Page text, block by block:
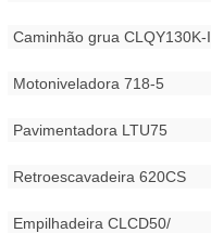
Caminhão grua CLQY130K-I
Motoniveladora 718-5
Pavimentadora LTU75
Retroescavadeira 620CS
Empilhadeira CLCD50/